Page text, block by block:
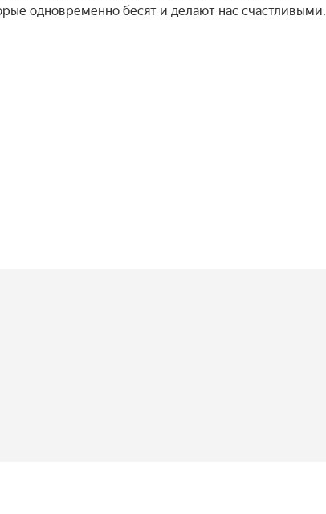
одновременно бесят и делают нас счастливыми.